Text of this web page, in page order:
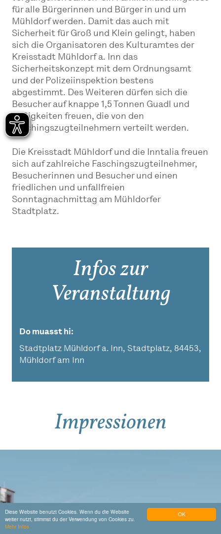
OK
Diese Website benutzt Cookies. Wenn du die Website
weiter nutzt, stimmst du der Verwendung von Cookies zu.
Mehr Infos
für alle Bürgerinnen und Bürger in und um
Mühldorf werden. Damit das auch mit
Sicherheit für Groß und Klein gelingt, haben
sich die Organisatoren des Kulturamtes der
Kreisstadt Mühldorf a. Inn das
Sicherheitskonzept mit dem Ordnungsamt
und der Polizeiinspektion bestens
abgestimmt. Des Weiteren dürfen sich die
Besucher auf knappe 1,5 Tonnen Guadl und
Süßigkeiten freuen, die von den
Faschingszugteilnehmern verteilt werden.
Die Kreisstadt Mühldorf und die Inntalia freuen
sich auf zahlreiche Faschingszugteilnehmer,
Besucherinnen und Besucher und einen
friedlichen und unfallfreien
Sonntagnachmittag am Mühldorfer
Stadtplatz.
Infos zur
Veranstaltung
Do muasst hi
Stadtplatz Mühldorf a. Inn, Stadtplatz, 84453,
Mühldorf am Inn
Impressionen